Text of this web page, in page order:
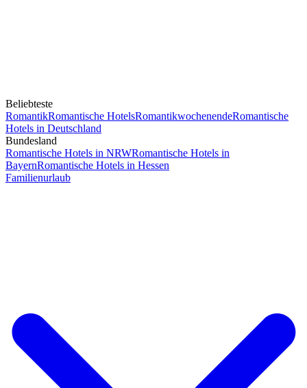
Beliebteste
RomantikRomantische HotelsRomantikwochenendeRomantische
Hotels in Deutschland
Bundesland
Romantische Hotels in NRWRomantische Hotels in
BayernRomantische Hotels in Hessen
Familienurlaub